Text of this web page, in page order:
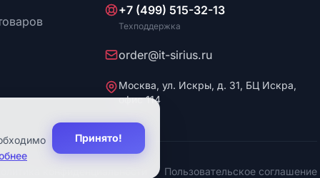
+7 (499) 515-32-13
Техподдержка
order@it-sirius.ru
Москва, ул. Искры, д. 31, БЦ Искра,
офис 114
Пользовательское соглашение
Принято!